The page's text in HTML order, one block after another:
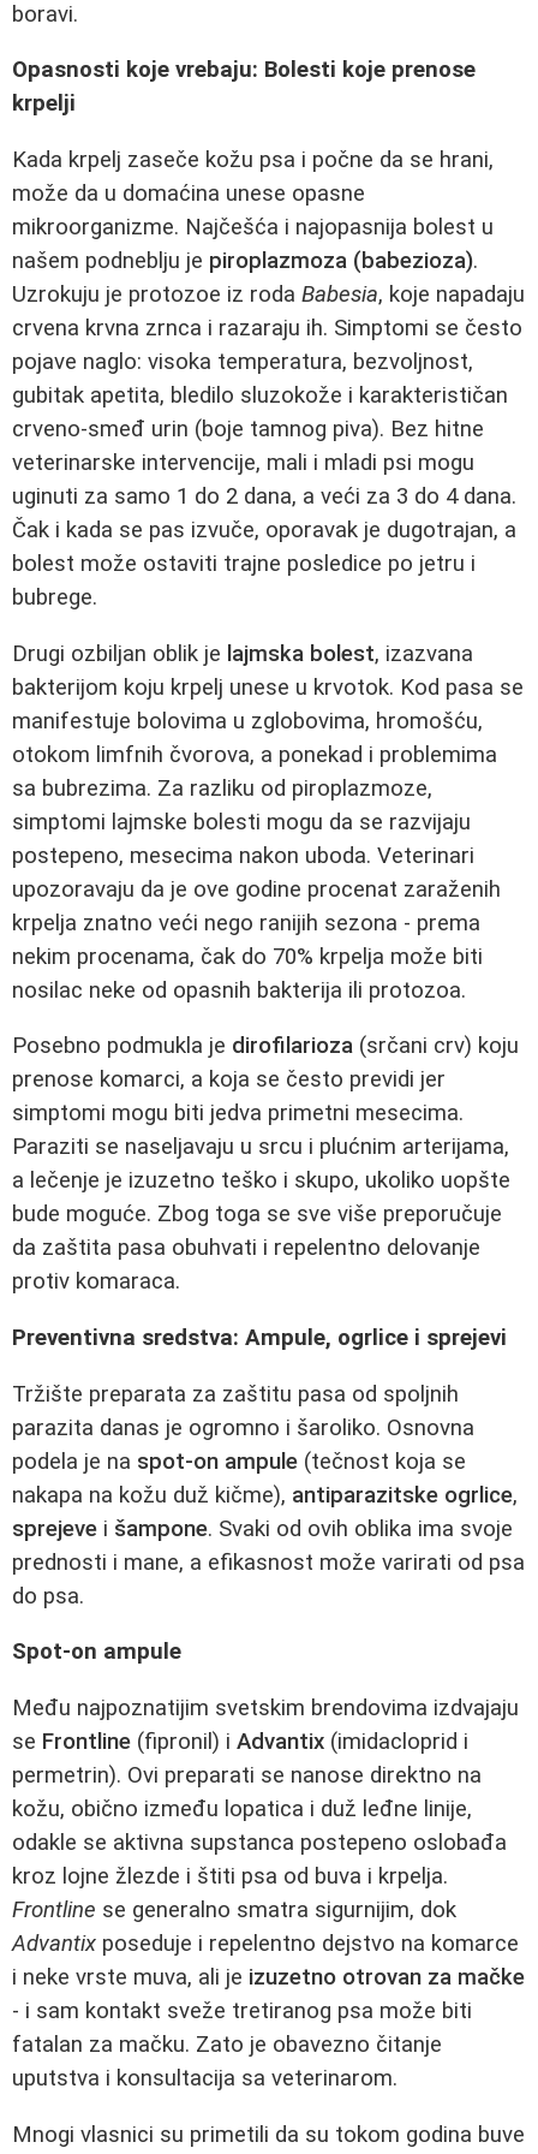
boravi.
Opasnosti koje vrebaju: Bolesti koje prenose
krpelji
Kada krpelj zaseče kožu psa i počne da se hrani,
može da u domaćina unese opasne
mikroorganizme. Najčešća i najopasnija bolest u
našem podneblju je piroplazmoza (babezioza).
Uzrokuju je protozoe iz roda Babesia, koje napadaju
crvena krvna zrnca i razaraju ih. Simptomi se često
pojave naglo: visoka temperatura, bezvoljnost,
gubitak apetita, bledilo sluzokože i karakterističan
crveno‑smeđ urin (boje tamnog piva). Bez hitne
veterinarske intervencije, mali i mladi psi mogu
uginuti za samo 1 do 2 dana, a veći za 3 do 4 dana.
Čak i kada se pas izvuče, oporavak je dugotrajan, a
bolest može ostaviti trajne posledice po jetru i
bubrege.
Drugi ozbiljan oblik je lajmska bolest, izazvana
bakterijom koju krpelj unese u krvotok. Kod pasa se
manifestuje bolovima u zglobovima, hromošću,
otokom limfnih čvorova, a ponekad i problemima
sa bubrezima. Za razliku od piroplazmoze,
simptomi lajmske bolesti mogu da se razvijaju
postepeno, mesecima nakon uboda. Veterinari
upozoravaju da je ove godine procenat zaraženih
krpelja znatno veći nego ranijih sezona - prema
nekim procenama, čak do 70% krpelja može biti
nosilac neke od opasnih bakterija ili protozoa.
Posebno podmukla je dirofilarioza (srčani crv) koju
prenose komarci, a koja se često previdi jer
simptomi mogu biti jedva primetni mesecima.
Paraziti se naseljavaju u srcu i plućnim arterijama,
a lečenje je izuzetno teško i skupo, ukoliko uopšte
bude moguće. Zbog toga se sve više preporučuje
da zaštita pasa obuhvati i repelentno delovanje
protiv komaraca.
Preventivna sredstva: Ampule, ogrlice i sprejevi
Tržište preparata za zaštitu pasa od spoljnih
parazita danas je ogromno i šaroliko. Osnovna
podela je na spot‑on ampule (tečnost koja se
nakapa na kožu duž kičme), antiparazitske ogrlice,
sprejeve i šampone. Svaki od ovih oblika ima svoje
prednosti i mane, a efikasnost može varirati od psa
do psa.
Spot‑on ampule
Među najpoznatijim svetskim brendovima izdvajaju
se Frontline (fipronil) i Advantix (imidacloprid i
permetrin). Ovi preparati se nanose direktno na
kožu, obično između lopatica i duž leđne linije,
odakle se aktivna supstanca postepeno oslobađa
kroz lojne žlezde i štiti psa od buva i krpelja.
Frontline se generalno smatra sigurnijim, dok
Advantix poseduje i repelentno dejstvo na komarce
i neke vrste muva, ali je izuzetno otrovan za mačke
- i sam kontakt sveže tretiranog psa može biti
fatalan za mačku. Zato je obavezno čitanje
uputstva i konsultacija sa veterinarom.
Mnogi vlasnici su primetili da su tokom godina buve